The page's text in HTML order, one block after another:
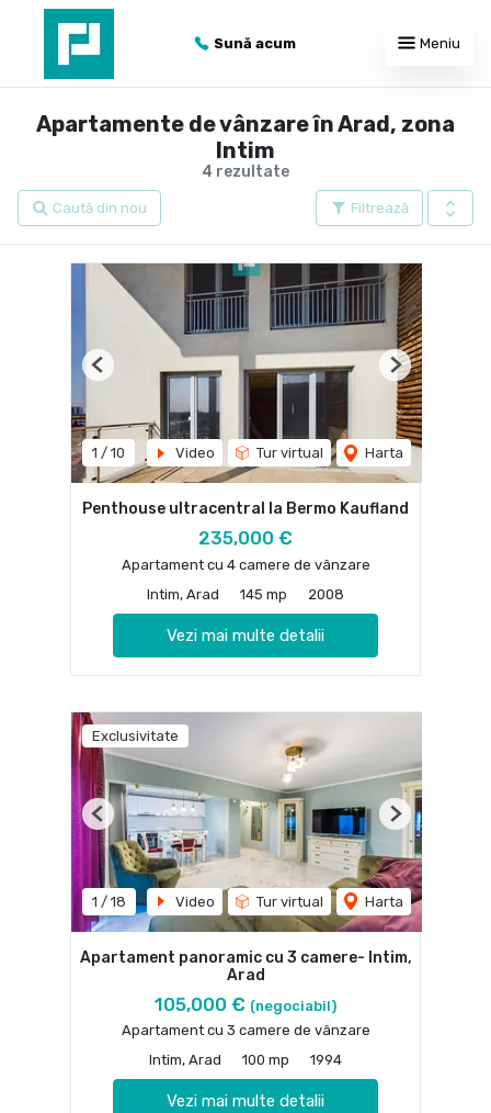
Sună acum Meniu
4 rezultate
Apartamente de vânzare în Arad, zona
Intim
Filtrează
Caută din nou
1 / 10 Video Tur virtual Harta
Previous Next
Penthouse ultracentral la Bermo Kaufland
235,000 €
Apartament cu 4 camere de vânzare
Intim, Arad
145 mp 2008
Vezi mai multe detalii
Exclusivitate
1 / 18 Video Tur virtual Harta
Previous Next
Apartament panoramic cu 3 camere- Intim,
Arad
105,000 € (negociabil)
Apartament cu 3 camere de vânzare
Intim, Arad
100 mp 1994
Vezi mai multe detalii